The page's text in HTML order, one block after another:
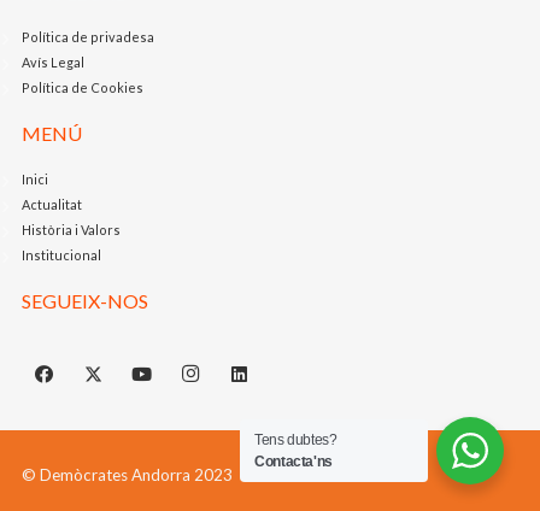
Política de privadesa
Avís Legal
Política de Cookies
MENÚ
Inici
Actualitat
Història i Valors
Institucional
SEGUEIX-NOS
© Demòcrates Andorra 2023
Tens dubtes?
Contacta'ns